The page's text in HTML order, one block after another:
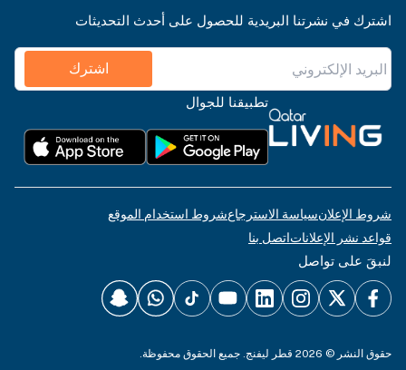
اشترك في نشرتنا البريدية للحصول على أحدث التحديثات
اشترك
تطبيقنا للجوال
شروط الإعلانسياسة الاسترجاعشروط استخدام الموقع
قواعد نشر الإعلاناتاتصل بنا
لنبقَ على تواصل
حقوق النشر © 2026 قطر ليفنج. جميع الحقوق محفوظة.